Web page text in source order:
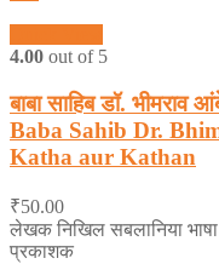
4.00 out of 5
बाबा साहिब डॉ.
Baba Sahib Dr.
Katha aur Kathan
₹50.00
लेखक निखिल सबलानिया
प्रकाशक